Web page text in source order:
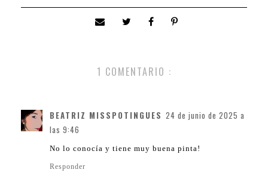
1 COMENTARIO :
BEATRIZ MISSPOTINGUES 24 de junio de 2025 a
las 9:46
No lo conocía y tiene muy buena pinta!
Responder